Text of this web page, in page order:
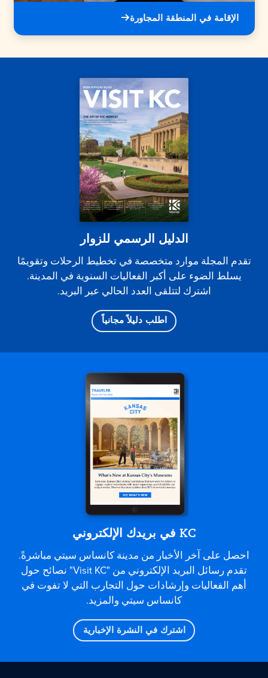
الإقامة في المنطقة المجاورة
الدليل الرسمي للزوار
تقدم المجلة موارد متخصصة في تخطيط الرحلات وتقويمًا
يسلط الضوء على أكبر الفعاليات السنوية في المدينة.
اشترك لتتلقى العدد الحالي عبر البريد.
اطلب دليلاً مجانياً
KC في بريدك الإلكتروني
احصل على آخر الأخبار من مدينة كانساس سيتي مباشرةً.
تقدم رسائل البريد الإلكتروني من "Visit KC" نصائح حول
أهم الفعاليات وإرشادات حول التجارب التي لا تفوت في
كانساس سيتي والمزيد.
اشترك في النشرة الإخبارية